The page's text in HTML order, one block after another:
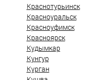
Краснотурьинск
Красноуральск
Красноуфимск
Красноярск
Кудымкар
Кунгур
Курган